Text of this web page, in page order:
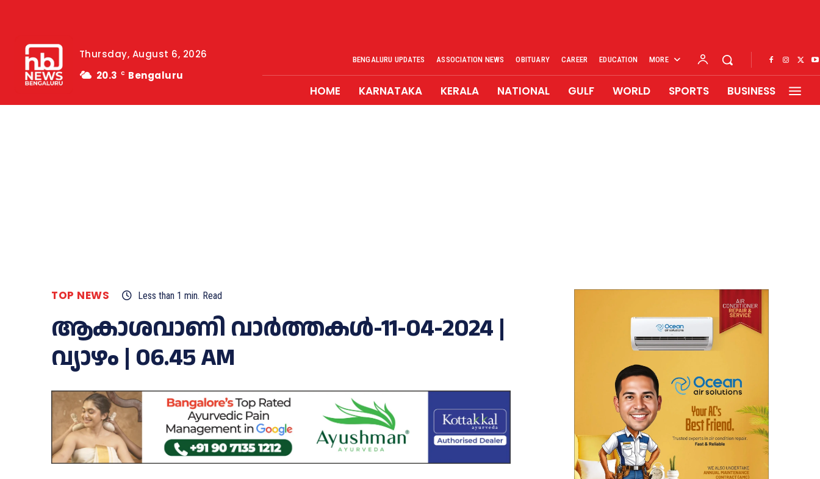
Thursday, August 6, 2026
20.3
C Bengaluru
BENGALURU UPDATES ASSOCIATION NEWS OBITUARY CAREER EDUCATION MORE
HOME KARNATAKA KERALA NATIONAL GULF WORLD SPORTS BUSINESS
TOP NEWS Less than 1 min. Read
ആകാശവാണി വാര്‍ത്തകള്‍-11-04-2024 |
വ്യാഴം | 06.45 AM